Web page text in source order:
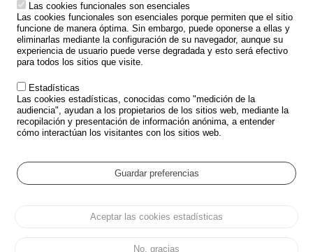
TRATAMIENTO DE DATOS PERSONALES PROCEDENTES DE
ACCIDENTES DE TRÁFICO
ESTUDIOS
CONVOCATORIA DE PROYECTOS DE ESTUDIOS
POLÍTICA DE SEGURIDAD VIAL
Outils
EVENTOS
GLOSARIO
Cookie settings
Protección de datos y CookiesAdministrar las cookies
Las cookies funcionales son esenciales
Las cookies funcionales son esenciales porque permiten que el sitio
funcione de manera óptima. Sin embargo, puede oponerse a ellas y
eliminarlas mediante la configuración de su navegador, aunque su
experiencia de usuario puede verse degradada y esto será efectivo
para todos los sitios que visite.
Estadísticas
Las cookies estadísticas, conocidas como "medición de la
audiencia", ayudan a los propietarios de los sitios web, mediante la
recopilación y presentación de información anónima, a entender
cómo interactúan los visitantes con los sitios web.
Guardar preferencias
Aceptar las cookies estadísticas
No, gracias